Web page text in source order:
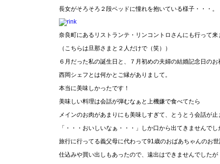
長女がそろそろ２段ベッドに憧れを抱いている様子・・・。
奈良町にあるリストランテ・リンコントロさんにも行って来
（こちらは旦那さまと２人だけで（笑））
６月だった私の誕生日と、７月初めの夫婦の結婚記念日のお
西岡シェフとは何かとご縁がありまして。
本当に美味しかったです！
美味しい料理は会話が弾むなぁと上機嫌で食べてたら
メインのお肉があまりにも美味しすぎて、とうとう会話が止
「・・・おいしいなぁ・・・」しか口から出てきませんでし
旅行に行ってる義父母に代わって91歳のおばあちゃんのお
仕込みや買い出しもあったので、遠出はできませんでしたが